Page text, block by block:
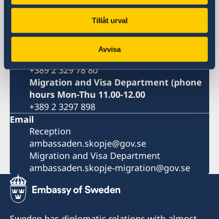
Tillåt urval
Avvisa
1000 Skopje
North Macedonia
Phone
Reception phone hours Mon-Fri 09.00-
+389 2 329 78 80
Migration and Visa Department (phone
hours Mon-Thu 11.00-12.00
+389 2 3297 898
Email
Reception
ambassaden.skopje@gov.se
Migration and Visa Department
ambassaden.skopje-migration@gov.se